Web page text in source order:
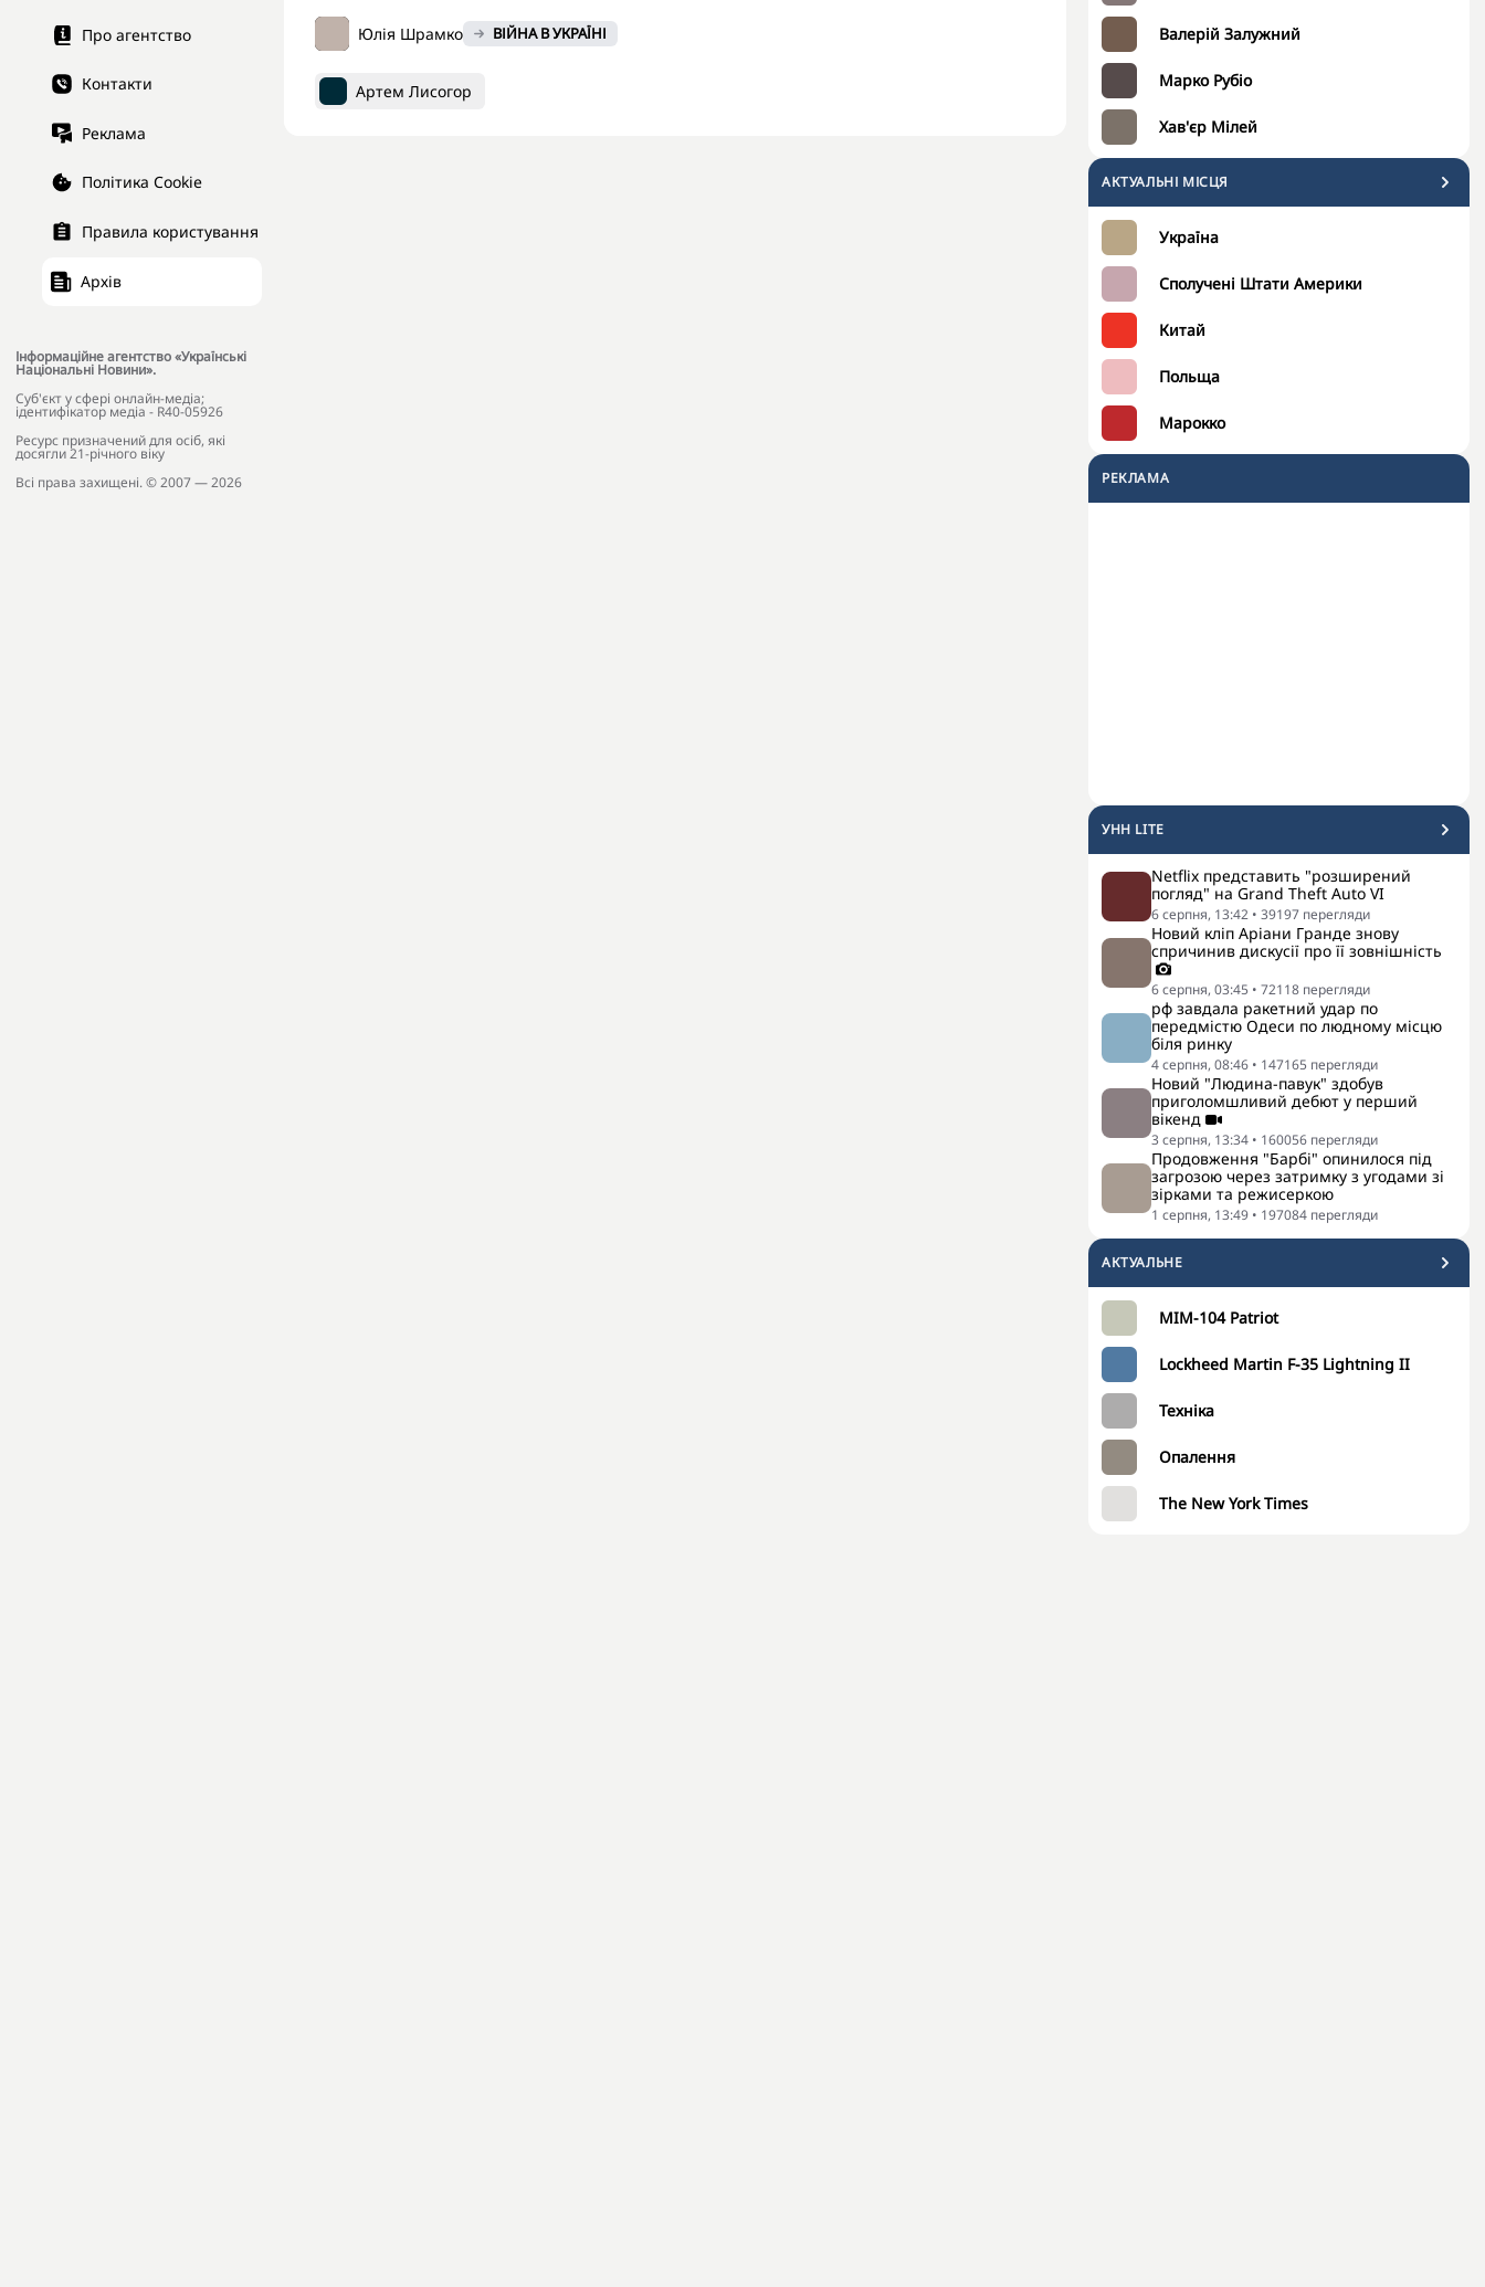
Про агентство
Контакти
Реклама
Політика Cookie
Правила користування
Архів
Інформаційне агентство «Українські
Національні Новини».
Cуб'єкт у сфері онлайн-медіа;
ідентифікатор медіа - R40-05926
Ресурс призначений для осіб, які
досягли 21-річного віку
Всі права захищені. © 2007 — 2026
Валерій Залужний
Марко Рубіо
Хав'єр Мілей
АКТУАЛЬНІ МІСЦЯ
Україна
Сполучені Штати Америки
Китай
Польща
Марокко
РЕКЛАМА
УНН LITE
Netflix представить "розширений
погляд" на Grand Theft Auto VI
6 серпня, 13:42 • 39197 перегляди
Новий кліп Аріани Гранде знову
спричинив дискусії про її зовнішність
6 серпня, 03:45 • 72118 перегляди
рф завдала ракетний удар по
передмістю Одеси по людному місцю
біля ринку
4 серпня, 08:46 • 147165 перегляди
Новий "Людина-павук" здобув
приголомшливий дебют у перший
вікенд
3 серпня, 13:34 • 160056 перегляди
Продовження "Барбі" опинилося під
загрозою через затримку з угодами зі
зірками та режисеркою
1 серпня, 13:49 • 197084 перегляди
АКТУАЛЬНЕ
MIM-104 Patriot
Lockheed Martin F-35 Lightning II
Техніка
Опалення
The New York Times
Юлія Шрамко ВІЙНА В УКРАЇНІ
Артем Лисогор